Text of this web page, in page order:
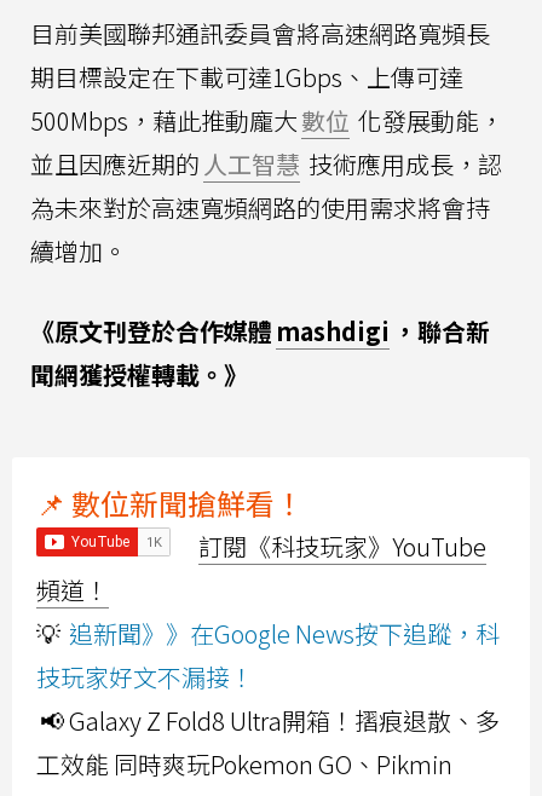
目前美國聯邦通訊委員會將高速網路寬頻長
期目標設定在下載可達1Gbps、上傳可達
500Mbps，藉此推動龐大數位 化發展動能，
並且因應近期的 人工智慧 技術應用成長，認
為未來對於高速寬頻網路的使用需求將會持
續增加。
《原文刊登於合作媒體 mashdigi ，聯合新
聞網獲授權轉載。》
📌 數位新聞搶鮮看！
訂閱《科技玩家》YouTube
頻道！
💡 追新聞》》在Google News按下追蹤，科
技玩家好文不漏接！
📢 Galaxy Z Fold8 Ultra開箱！摺痕退散、多
工效能 同時爽玩Pokemon GO、Pikmin